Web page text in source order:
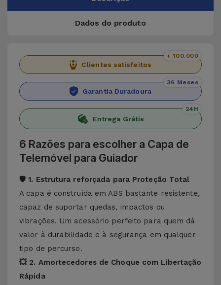
Dados do produto
Clientes satisfeitos
+ 100.000
Garantia Duradoura
36 Meses
Entrega Grátis
24H
6 Razões para escolher a Capa de
Telemóvel para Guiador
🛡 1. Estrutura reforçada para Proteção Total
A capa é construída em ABS bastante resistente,
capaz de suportar quedas, impactos ou
vibrações. Um acessório perfeito para quem dá
valor à durabilidade e à segurança em qualquer
tipo de percurso.
💥 2. Amortecedores de Choque com Libertação
Rápida